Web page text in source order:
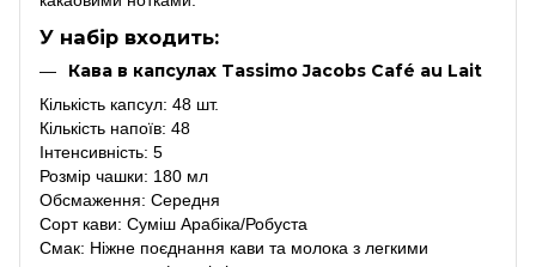
У набір входить:
Кава в капсулах Tassimo Jacobs Café au Lait
Кількість капсул: 48 шт.
Кількість напоїв: 48
Інтенсивність: 5
Розмір чашки: 180 мл
Обсмаження: Середня
Сорт кави: Суміш Арабіка/Робуста
Смак: Ніжне поєднання кави та молока з легкими